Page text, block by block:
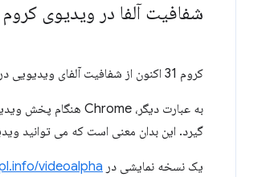
شفافیت آلفا در ویدیوی کروم
کروم 31 اکنون از شفافیت آلفای ویدیویی در WebM پشتیبانی می کند.
به عبارت دیگر، Chrome هنگام پخش ویدیوهای «
گیرد. این بدان معنی است که می توانید
یک نسخه نمایشی در videoalpha